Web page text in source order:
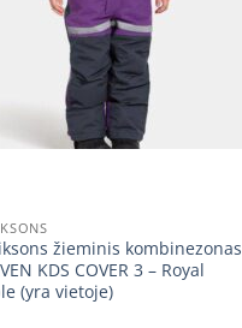
žieminis kombinezonas
KDS COVER 3 – Royal
(yra vietoje)